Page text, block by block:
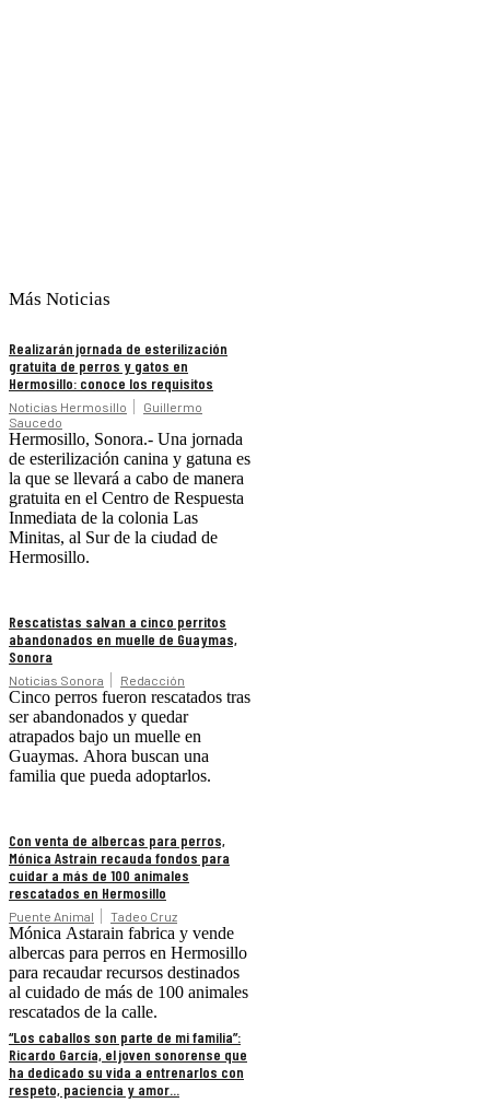
Más Noticias
Realizarán jornada de esterilización
gratuita de perros y gatos en
Hermosillo: conoce los requisitos
Noticias Hermosillo
Guillermo
Saucedo
Hermosillo, Sonora.- Una jornada
de esterilización canina y gatuna es
la que se llevará a cabo de manera
gratuita en el Centro de Respuesta
Inmediata de la colonia Las
Minitas, al Sur de la ciudad de
Hermosillo.
Rescatistas salvan a cinco perritos
abandonados en muelle de Guaymas,
Sonora
Noticias Sonora Redacción
Cinco perros fueron rescatados tras
ser abandonados y quedar
atrapados bajo un muelle en
Guaymas. Ahora buscan una
familia que pueda adoptarlos.
Con venta de albercas para perros,
Mónica Astrain recauda fondos para
cuidar a más de 100 animales
rescatados en Hermosillo
Puente Animal Tadeo Cruz
Mónica Astarain fabrica y vende
albercas para perros en Hermosillo
para recaudar recursos destinados
al cuidado de más de 100 animales
rescatados de la calle.
“Los caballos son parte de mi familia”:
Ricardo García, el joven sonorense que
ha dedicado su vida a entrenarlos con
respeto, paciencia y amor...